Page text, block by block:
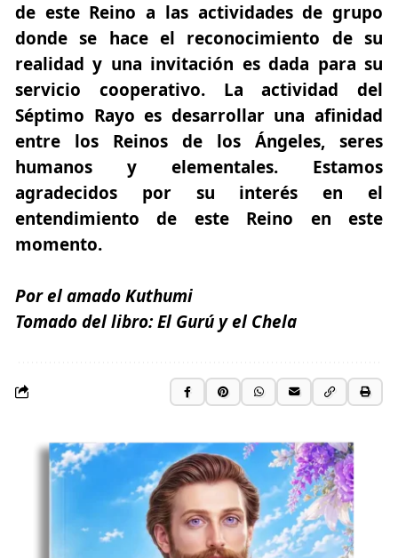
de este Reino a las actividades de grupo
donde se hace el reconocimiento de su
realidad y una invitación es dada para su
servicio cooperativo. La actividad del
Séptimo Rayo es desarrollar una afinidad
entre los Reinos de los Ángeles, seres
humanos y elementales. Estamos
agradecidos por su interés en el
entendimiento de este Reino en este
momento.
Por el amado Kuthumi
Tomado del libro:El Gurú y el Chela